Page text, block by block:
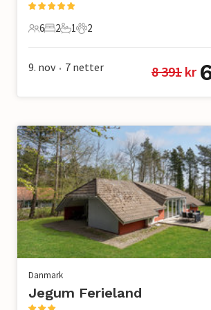
6 Gjester
6
2 Soverom
2
1 Bad
1
2 Kjæledyr
2
9. nov • 7 netter 8 391 kr
Danmark
Jegum Ferieland